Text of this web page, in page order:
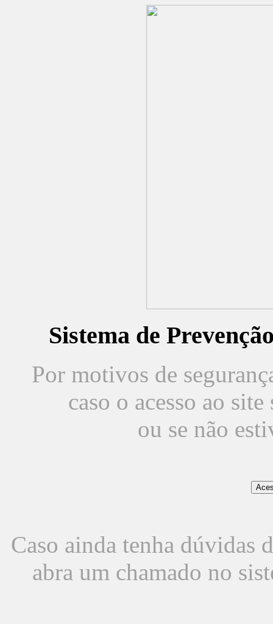
Sistema de
Por motivos de
caso o acesso ao
ou se não
Caso ainda tenha dúvidas
abra um chamado no